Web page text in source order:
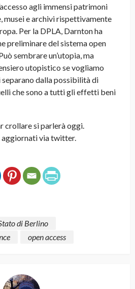
agli immensi patrimoni
e archivi rispettivamente
Per la DPLA, Darnton ha
preliminare del sistema open
sembrare un’utopia, ma
utopistico se vogliamo
dalla possibilità di
che sono a tutti gli effetti beni
crollare si parlerà oggi.
aggiornati via twitter.
di Berlino
open access